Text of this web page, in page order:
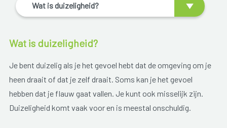
Wat is duizeligheid?
Wat is duizeligheid?
Je bent duizelig als je het gevoel hebt dat de omgeving om je
heen draait of dat je zelf draait. Soms kan je het gevoel
hebben dat je flauw gaat vallen. Je kunt ook misselijk zijn.
Duizeligheid komt vaak voor en is meestal onschuldig.